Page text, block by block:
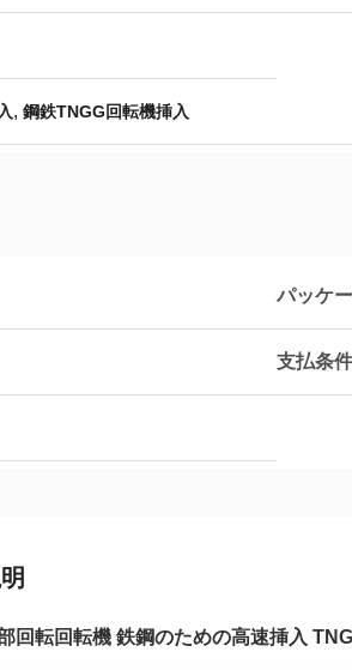
, 鋼鉄TNGG回転機挿入
パッケ
支払条件
回転回転機 鉄鋼のための高速挿入